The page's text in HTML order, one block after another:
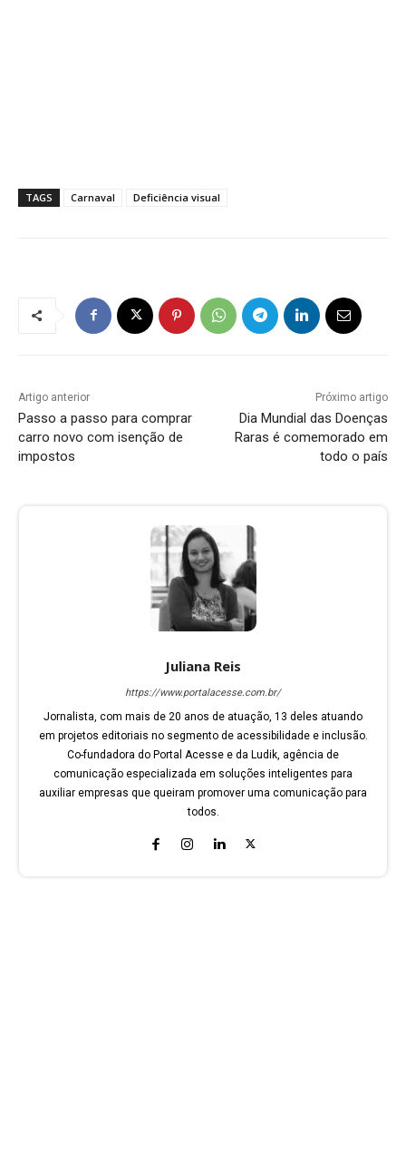
TAGS Carnaval Deficiência visual
Artigo anterior
Passo a passo para comprar
carro novo com isenção de
impostos
Próximo artigo
Dia Mundial das Doenças
Raras é comemorado em
todo o país
Juliana Reis
https://www.portalacesse.com.br/
Jornalista, com mais de 20 anos de atuação, 13 deles atuando
em projetos editoriais no segmento de acessibilidade e inclusão.
Co-fundadora do Portal Acesse e da Ludik, agência de
comunicação especializada em soluções inteligentes para
auxiliar empresas que queiram promover uma comunicação para
todos.